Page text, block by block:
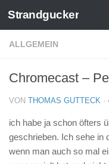
Zum Inhalt springen
Strandgucker
ALLGEMEIN
Chromecast –
VON THOMAS GUTTECK ·
ich habe ja schon öfters
geschrieben. Ich sehe in
wenn man auch so mal